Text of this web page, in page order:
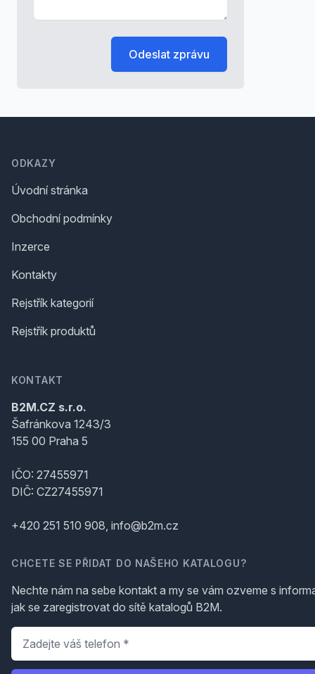
Odeslat zprávu
ODKAZY
Úvodní stránka
Obchodní podmínky
Inzerce
Kontakty
Rejstřík kategorií
Rejstřík produktů
KONTAKT
B2M.CZ s.r.o.
Šafránkova 1243/3
155 00 Praha 5
IČO: 27455971
DIČ: CZ27455971
+420 251 510 908, info@b2m.cz
CHCETE SE PŘIDAT DO NAŠEHO KATALOGU?
Nechte nám na sebe kontakt a my se vám ozveme s
jak se zaregistrovat do sítě katalogů B2M.
Telefon